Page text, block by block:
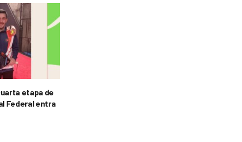
etapa de
Federal entra